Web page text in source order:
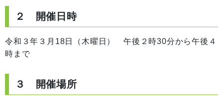
２ 開催日時
令和３年３月18日（木曜日） 午後２時30分から午後４
時まで
３ 開催場所